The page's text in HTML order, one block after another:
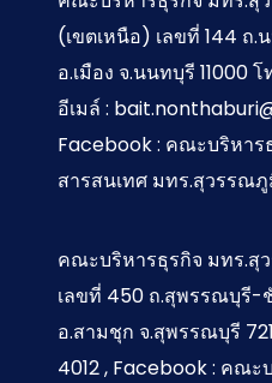
(เขตเหนือ) เลขที่ 144 ถ.
อ.เมือง จ.นนทบุรี 11000
อีเมล์ :
Facebook : คณะบริหาร
สารสนเทศ มทร.สุวรรณ
คณะบริหารธุรกิจ มทร.
เลขที่ 450 ถ.สุพรรณบุรี-
อ.สามชุก จ.สุพรรณบุรี
4012 , Facebook : คณะ